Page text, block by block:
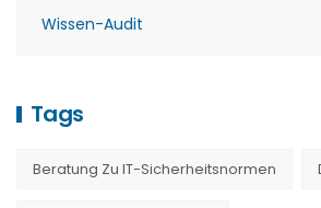
Wissen-Audit
Tags
Beratung Zu IT-Sicherheitsnormen